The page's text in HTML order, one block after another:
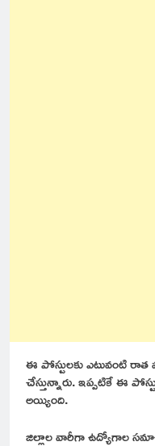
ఈ పోస్టులకు ఎటువంటి రాత
చేస్తున్నారు. ఇప్పటికే ఈ
అయ్యింది.
జిల్లాల వారీగా ఉద్యోగాల